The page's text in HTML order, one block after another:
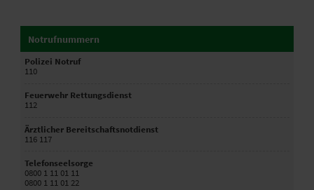
Notrufnummern
Polizei Notruf
110
Feuerwehr Rettungsdienst
112
Ärztlicher Bereitschaftsnotdienst
116 117
Telefonseelsorge
0800 1 11 01 11
0800 1 11 01 22